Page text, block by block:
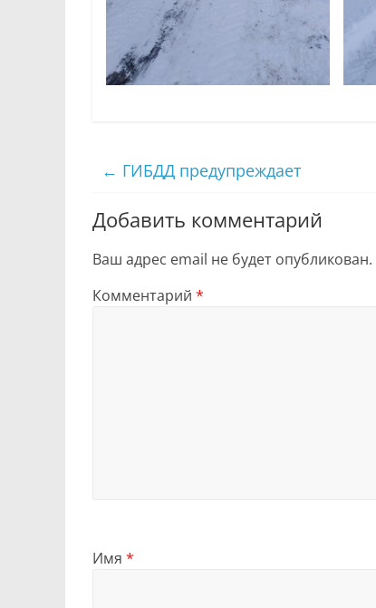
← ГИБДД предупреждает
Добавить комментарий
Ваш адрес email не будет опубликован.
Комментарий *
Имя *